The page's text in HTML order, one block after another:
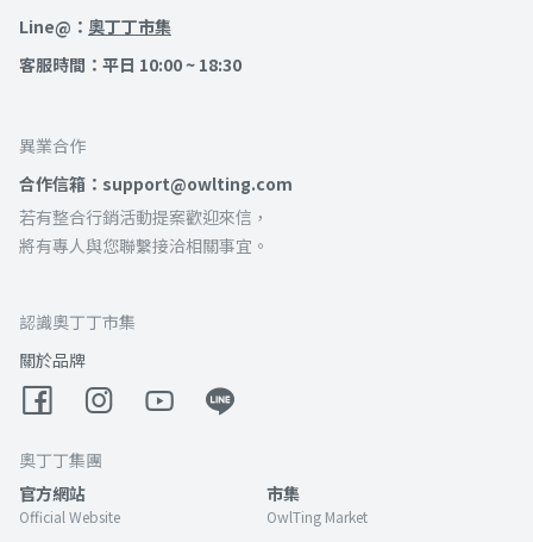
Line@： 奧丁丁市集
客服時間：平日 10:00 ~ 18:30
異業合作
合作信箱：support@owlting.com
若有整合行銷活動提案歡迎來信，
將有專人與您聯繫接洽相關事宜。
認識奧丁丁市集
關於品牌
奧丁丁集團
官方網站
Official Website
市集
OwlTing Market